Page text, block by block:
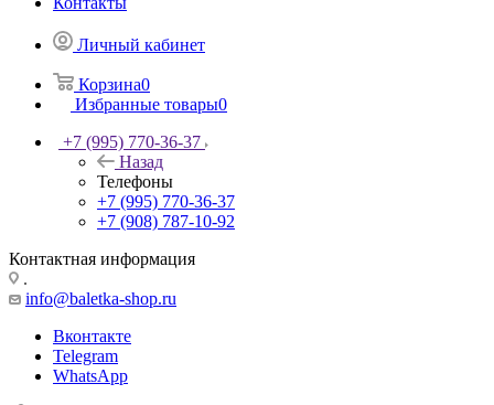
Личный кабинет
Корзина0
Избранные товары0
+7 (995) 770-36-37
Назад
Телефоны
+7 (995) 770-36-37
+7 (908) 787-10-92
Контактная информация
.
info@baletka-shop.ru
Вконтакте
Telegram
WhatsApp